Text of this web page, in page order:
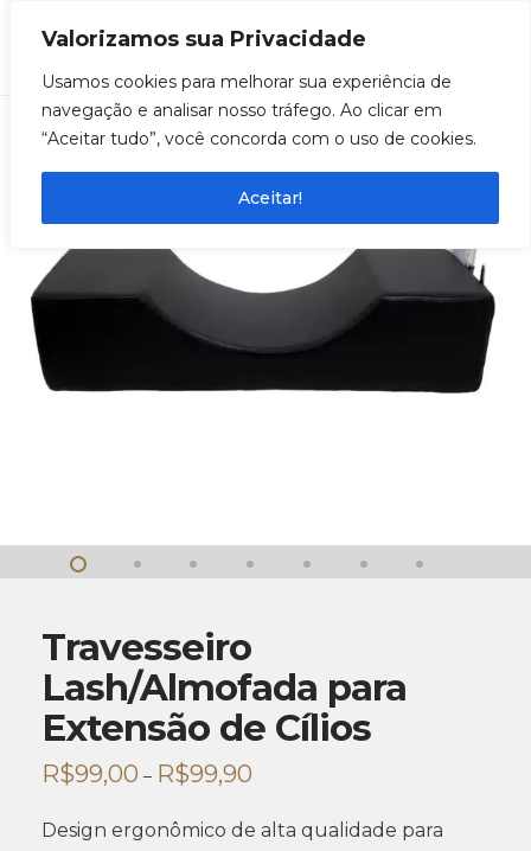
Valorizamos sua Privacidade
Usamos cookies para melhorar sua experiência de
navegação e analisar nosso tráfego. Ao clicar em
“Aceitar tudo”, você concorda com o uso de cookies.
Aceitar!
Travesseiro
Lash/Almofada para
Extensão de Cílios
R$99,00 – R$99,90
Design ergonômico de alta qualidade para